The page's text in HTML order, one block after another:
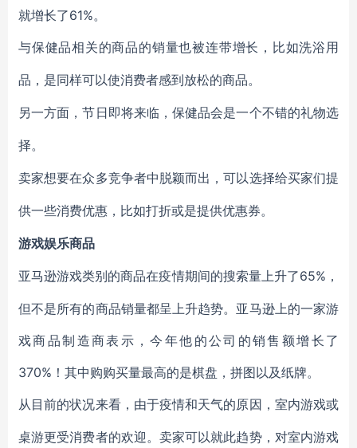
就增长了61%。
与保健品相关的商品的销量也被连带增长，比如洗浴用
品，是同样可以使消费者感到放松的商品。
另一方面，节日即将来临，保健品会是一个不错的礼物选
择。
卖家想要在众多竞争者中脱颖而出，可以选择给买家们提
供一些消费优惠，比如打折或是提供优惠券。
游戏娱乐商品
亚马逊游戏类别的商品在疫情期间的搜索量上升了65%，
但不是所有的商品销量都呈上升趋势。亚马逊上的一家游
戏商品制造商表示，今年他的公司的销售额增长了
370%！其中购购买量最高的是棋盘，拼图以及纸牌。
从目前的状况来看，由于疫情和天气的原因，室内游戏或
桌游更受消费者的欢迎。卖家可以就此趋势，对室内游戏